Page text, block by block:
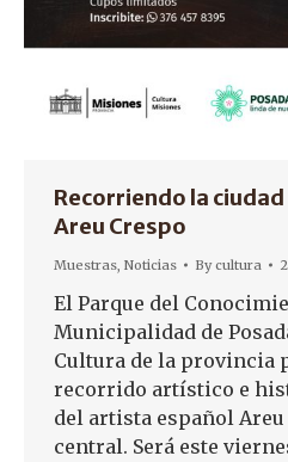
Recorriendo la ciudad
Areu Crespo
Muestras, Noticias Bycultura
El Parque del
Municipalidad de
Cultura de la provincia
recorrido artístico e
del artista español Areu
central. Será este